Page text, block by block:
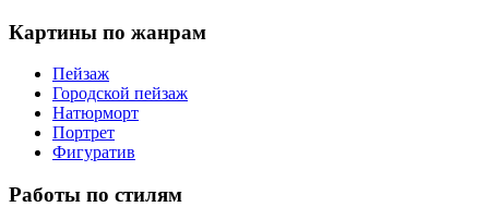
Картины по жанрам
Пейзаж
Городской пейзаж
Натюрморт
Портрет
Фигуратив
Работы по стилям